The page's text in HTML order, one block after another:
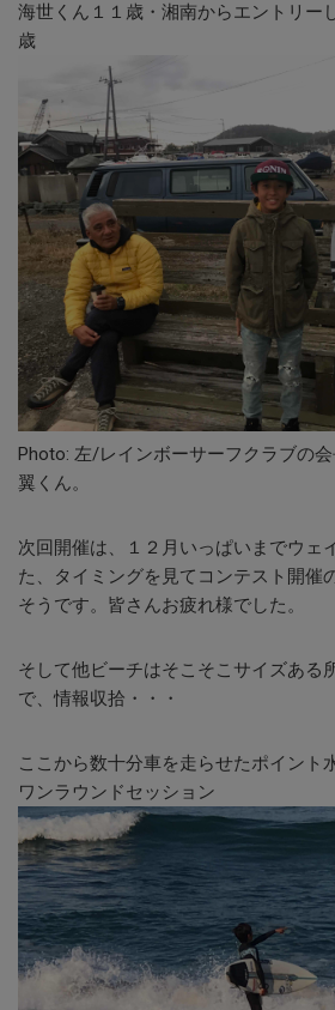
海世くん１１歳・湘南からエントリー
歳
Photo: 左/レインボーサーフクラブの
翼くん。
次回開催は、１２月いっぱいまでウェ
た、タイミングを見てコンテスト開催
そうです。皆さんお疲れ様でした。
そして他ビーチはそこそこサイズある
で、情報収拾・・・
ここから数十分車を走らせたポイント
ワンラウンドセッション